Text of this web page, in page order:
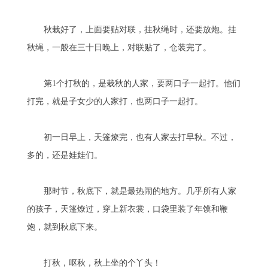
秋栽好了，上面要贴对联，挂秋绳时，还要放炮。挂
秋绳，一般在三十日晚上，对联贴了，仓装完了。
第1个打秋的，是栽秋的人家，要两口子一起打。他们
打完，就是子女少的人家打，也两口子一起打。
初一日早上，天篷燎完，也有人家去打早秋。不过，
多的，还是娃娃们。
那时节，秋底下，就是最热闹的地方。几乎所有人家
的孩子，天篷燎过，穿上新衣裳，口袋里装了年馍和鞭
炮，就到秋底下来。
打秋，呕秋，秋上坐的个丫头！